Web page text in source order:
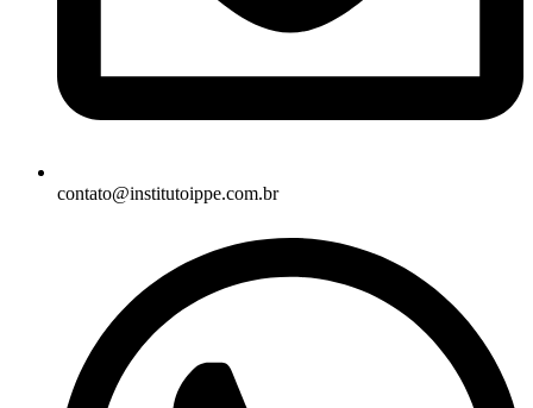
contato@institutoippe.com.br